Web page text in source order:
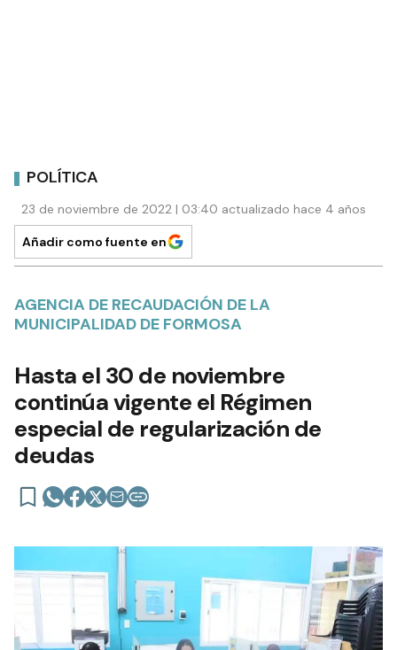
POLÍTICA
23 de noviembre de 2022 | 03:40 actualizado hace 4 años
Añadir como fuente en
AGENCIA DE RECAUDACIÓN DE LA
MUNICIPALIDAD DE FORMOSA
Hasta el 30 de noviembre
continúa vigente el Régimen
especial de regularización de
deudas